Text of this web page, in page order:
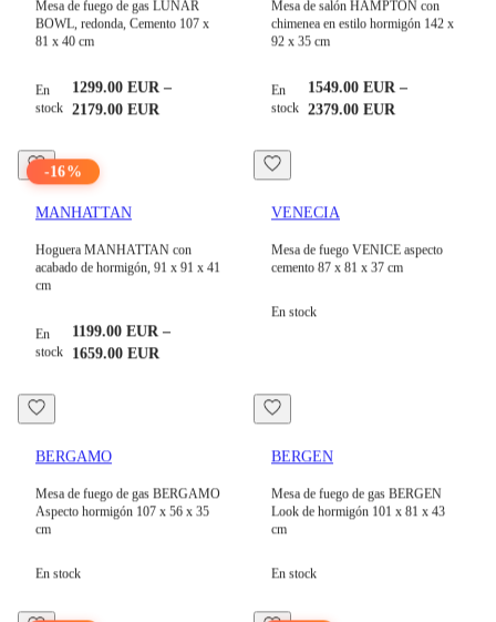
Mesa de fuego de gas LUNAR
BOWL, redonda, Cemento 107 x
81 x 40 cm
En
stock
1299.00 EUR–
2179.00 EUR
Mesa de salón HAMPTON con
chimenea en estilo hormigón 142 x
92 x 35 cm
En
stock
1549.00 EUR–
2379.00 EUR
-16%
MANHATTAN
Hoguera MANHATTAN con
acabado de hormigón, 91 x 91 x 41
cm
En
stock
1199.00 EUR–
1659.00 EUR
VENECIA
Mesa de fuego VENICE aspecto
cemento 87 x 81 x 37 cm
En stock
BERGAMO
Mesa de fuego de gas BERGAMO
Aspecto hormigón 107 x 56 x 35
cm
En stock
BERGEN
Mesa de fuego de gas BERGEN
Look de hormigón 101 x 81 x 43
cm
En stock